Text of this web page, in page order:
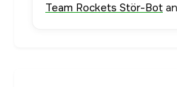
Team Rockets Stör-Bot